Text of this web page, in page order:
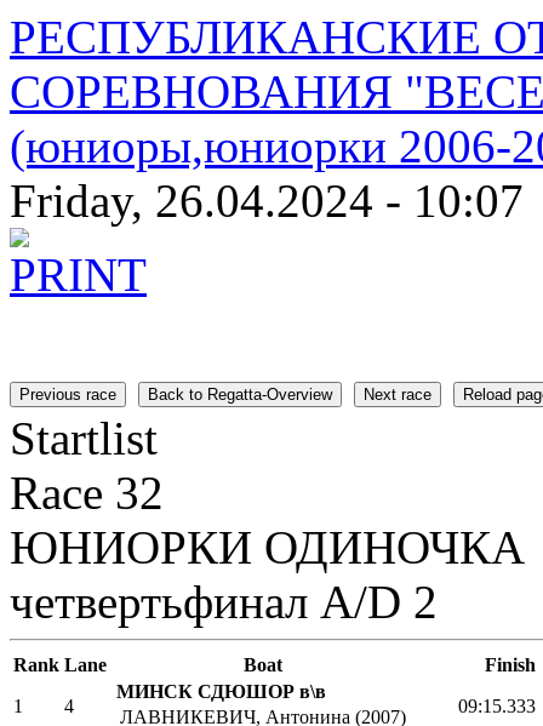
РЕСПУБЛИКАНСКИЕ
СОРЕВНОВАНИЯ
(юниоры,юниорки 2006-
Friday, 26.04.2024 - 10:07
Previous race Back to Regatta-Overview Next race Reload
Startlist
Race 32
ЮНИОРКИ ОДИНОЧКА
четвертьфинал A/D 2
Rank Lane Boat
Finish
1
4
МИНСК СДЮШОР в\в
ЛАВНИКЕВИЧ, Антонина (2007)
09:15.333